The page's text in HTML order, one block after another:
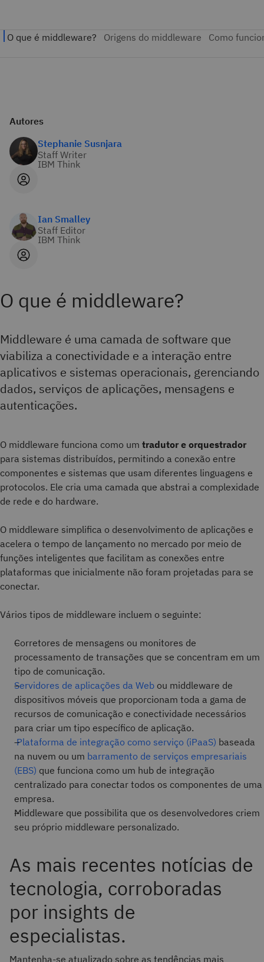
Autores
Stephanie Susnjara
Staff Writer
IBM Think
Ian Smalley
Staff Editor
IBM Think
O que é middleware?
Middleware é uma camada de software que
viabiliza a conectividade e a interação entre
aplicativos e sistemas operacionais, gerenciando
dados, serviços de aplicações, mensagens e
autenticações.
O middleware funciona como um tradutor e orquestrador
para sistemas distribuídos, permitindo a conexão entre
componentes e sistemas que usam diferentes linguagens e
protocolos. Ele cria uma camada que abstrai a complexidade
de rede e do hardware.
O middleware simplifica o desenvolvimento de aplicações e
acelera o tempo de lançamento no mercado por meio de
funções inteligentes que facilitam as conexões entre
plataformas que inicialmente não foram projetadas para se
conectar.
Vários tipos de middleware incluem o seguinte:
Corretores de mensagens ou monitores de
processamento de transações que se concentram em um
tipo de comunicação.
Servidores de aplicações da Web ou middleware de
dispositivos móveis que proporcionam toda a gama de
recursos de comunicação e conectividade necessários
para criar um tipo específico de aplicação.
Plataforma de integração como serviço (iPaaS) baseada
na nuvem ou um barramento de serviços empresariais
(EBS) que funciona como um hub de integração
centralizado para conectar todos os componentes de uma
empresa.
Middleware que possibilita que os desenvolvedores criem
seu próprio middleware personalizado.
As mais recentes notícias de
tecnologia, corroboradas
por insights de
especialistas.
Mantenha-se atualizado sobre as tendências mais